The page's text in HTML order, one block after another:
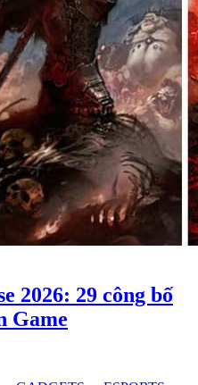
2026: 29 công bố
Game